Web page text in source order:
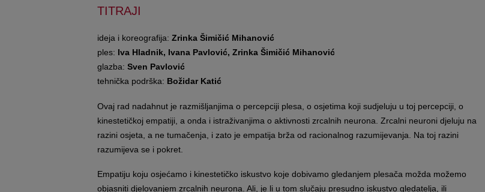
TITRAJI
ideja i koreografija: Zrinka Šimičić Mihanović
ples: Iva Hladnik, Ivana Pavlović, Zrinka Šimičić Mihanović
glazba: Sven Pavlović
tehnička podrška: Božidar Katić
Ovaj rad nadahnut je razmišljanjima o percepciji plesa, o osjetima koji sudjeluju u toj percepciji, o
kinestetičkoj empatiji, a onda i istraživanjima o aktivnosti zrcalnih neurona. Zrcalni neuroni djeluju na
razini osjeta, a ne tumačenja, i zato je empatija brža od racionalnog razumijevanja. Na toj razini
razumijeva se i pokret.
Empatiju koju osjećamo i kinestetičko iskustvo koje dobivamo gledanjem plesača možda možemo
objasniti djelovanjem zrcalnih neurona. Ali, je li u tom slučaju presudno iskustvo gledatelja, ili